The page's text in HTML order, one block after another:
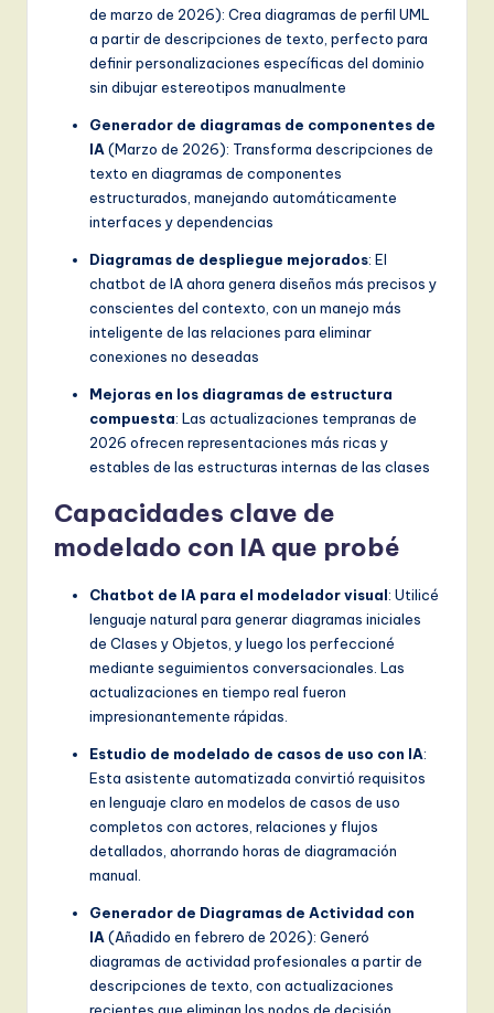
de marzo de 2026): Crea diagramas de perfil UML
a partir de descripciones de texto, perfecto para
definir personalizaciones específicas del dominio
sin dibujar estereotipos manualmente
Generador de diagramas de componentes de
IA (Marzo de 2026): Transforma descripciones de
texto en diagramas de componentes
estructurados, manejando automáticamente
interfaces y dependencias
Diagramas de despliegue mejorados: El
chatbot de IA ahora genera diseños más precisos y
conscientes del contexto, con un manejo más
inteligente de las relaciones para eliminar
conexiones no deseadas
Mejoras en los diagramas de estructura
compuesta: Las actualizaciones tempranas de
2026 ofrecen representaciones más ricas y
estables de las estructuras internas de las clases
Capacidades clave de
modelado con IA que probé
Chatbot de IA para el modelador visual: Utilicé
lenguaje natural para generar diagramas iniciales
de Clases y Objetos, y luego los perfeccioné
mediante seguimientos conversacionales. Las
actualizaciones en tiempo real fueron
impresionantemente rápidas.
Estudio de modelado de casos de uso con IA:
Esta asistente automatizada convirtió requisitos
en lenguaje claro en modelos de casos de uso
completos con actores, relaciones y flujos
detallados, ahorrando horas de diagramación
manual.
Generador de Diagramas de Actividad con
IA (Añadido en febrero de 2026): Generó
diagramas de actividad profesionales a partir de
descripciones de texto, con actualizaciones
recientes que eliminan los nodos de decisión